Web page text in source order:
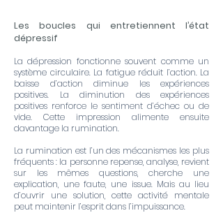
Les boucles qui entretiennent l’état
dépressif
La dépression fonctionne souvent comme un
système circulaire. La fatigue réduit l’action. La
baisse d’action diminue les expériences
positives. La diminution des expériences
positives renforce le sentiment d’échec ou de
vide. Cette impression alimente ensuite
davantage la rumination.
La rumination est l’un des mécanismes les plus
fréquents : la personne repense, analyse, revient
sur les mêmes questions, cherche une
explication, une faute, une issue. Mais au lieu
d’ouvrir une solution, cette activité mentale
peut maintenir l’esprit dans l’impuissance.